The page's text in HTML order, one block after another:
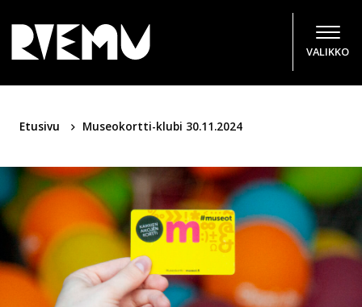
VALIKKO
Etusivu Museokortti-klubi 30.11.2024